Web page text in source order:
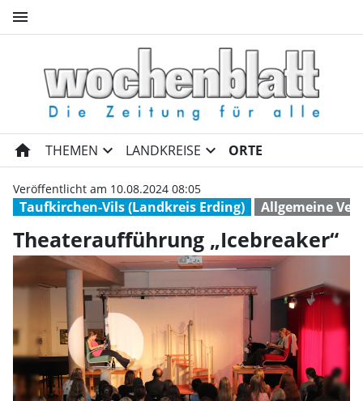
menu
Theateraufführung
home THEMEN expand_more LANDKREISE expand_more ORTE
Taufkirchen-Vils (Landkreis Erding) Allgemeine
Veröffentlicht am 10.08.2024 08:05
Theateraufführung „Icebreaker“